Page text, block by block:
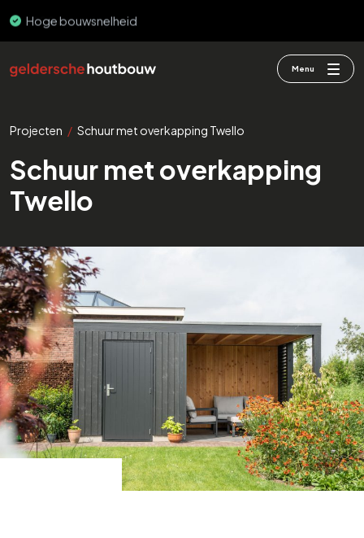
Hoge bouwsnelheid
Menu
Projecten / Schuur met overkapping Twello
Schuur met overkapping
Twello